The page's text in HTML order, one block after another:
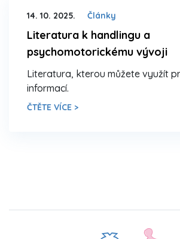
14. 10. 2025. Články
Literatura k handlingu a
psychomotorickému vývoji
Literatura, kterou můžete využít
informací.
ČTĚTE VÍCE >